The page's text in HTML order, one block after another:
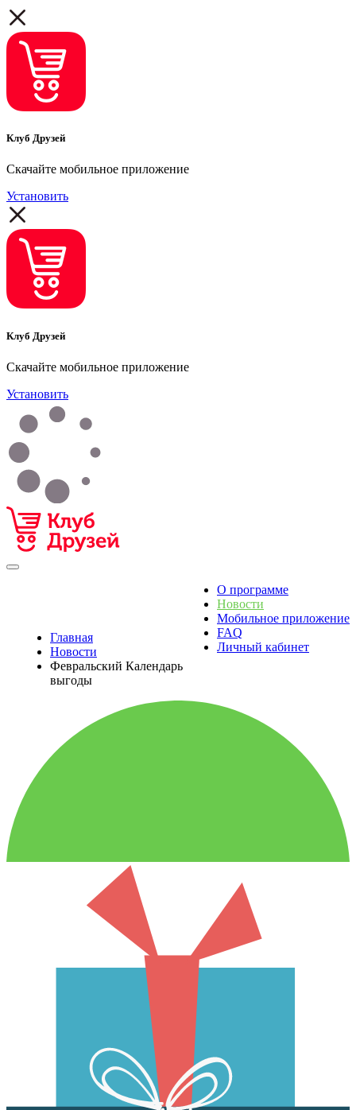
Клуб Друзей
Скачайте мобильное приложение
Установить
Клуб Друзей
Скачайте мобильное приложение
Установить
О программе
Новости
Мобильное приложение
FAQ
Личный кабинет
Главная
Новости
Февральский Календарь
выгоды